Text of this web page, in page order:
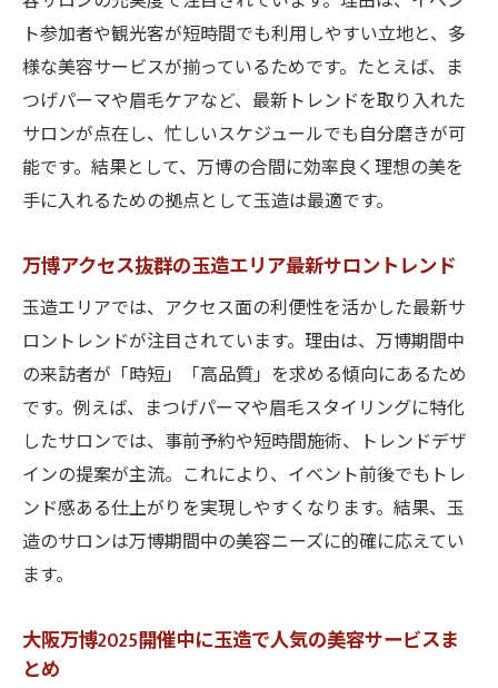
ト参加者や観光客が短時間でも利用しやすい立地と、多
様な美容サービスが揃っているためです。たとえば、ま
つげパーマや眉毛ケアなど、最新トレンドを取り入れた
サロンが点在し、忙しいスケジュールでも自分磨きが可
能です。結果として、万博の合間に効率良く理想の美を
手に入れるための拠点として玉造は最適です。
万博アクセス抜群の玉造エリア最新サロントレンド
玉造エリアでは、アクセス面の利便性を活かした最新サ
ロントレンドが注目されています。理由は、万博期間中
の来訪者が「時短」「高品質」を求める傾向にあるため
です。例えば、まつげパーマや眉毛スタイリングに特化
したサロンでは、事前予約や短時間施術、トレンドデザ
インの提案が主流。これにより、イベント前後でもトレ
ンド感ある仕上がりを実現しやすくなります。結果、玉
造のサロンは万博期間中の美容ニーズに的確に応えてい
ます。
大阪万博2025開催中に玉造で人気の美容サービスま
とめ